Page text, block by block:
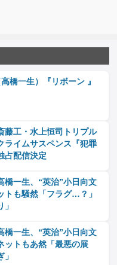
橋一生）『リボーン 』
藤工・水上恒司トリプル
イムサスペンス『犯罪
占配信決定
橋一生、“英治”小日向文
も騒然「フラグ…？」
橋一生、“英治”小日向文
トもあ然「最悪の展